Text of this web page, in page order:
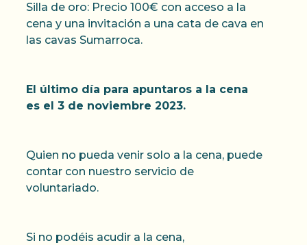
Silla de oro: Precio 100€ con acceso a la
cena y una invitación a una cata de cava en
las cavas Sumarroca.
El último día para apuntaros a la cena
es el 3 de noviembre 2023.
Quien no pueda venir solo a la cena, puede
contar con nuestro servicio de
voluntariado.
Si no podéis acudir a la cena,